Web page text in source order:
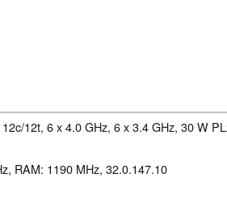
12c/12t, 6 x 4.0 GHz, 6 x 3.4 GHz, 30 W
RAM: 1190 MHz, 32.0.147.10